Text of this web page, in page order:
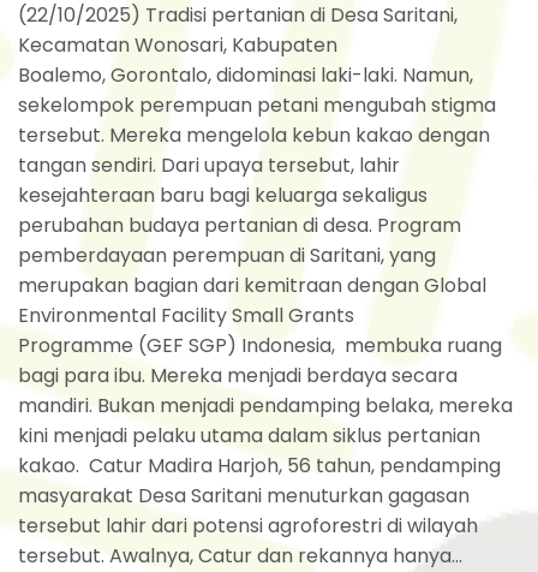
(22/10/2025) Tradisi pertanian di Desa Saritani,
Kecamatan Wonosari, Kabupaten
Boalemo, Gorontalo, didominasi laki-laki. Namun,
sekelompok perempuan petani mengubah stigma
tersebut. Mereka mengelola kebun kakao dengan
tangan sendiri. Dari upaya tersebut, lahir
kesejahteraan baru bagi keluarga sekaligus
perubahan budaya pertanian di desa. Program
pemberdayaan perempuan di Saritani, yang
merupakan bagian dari kemitraan dengan Global
Environmental Facility Small Grants
Programme (GEF SGP) Indonesia, membuka ruang
bagi para ibu. Mereka menjadi berdaya secara
mandiri. Bukan menjadi pendamping belaka, mereka
kini menjadi pelaku utama dalam siklus pertanian
kakao. Catur Madira Harjoh, 56 tahun, pendamping
masyarakat Desa Saritani menuturkan gagasan
tersebut lahir dari potensi agroforestri di wilayah
tersebut. Awalnya, Catur dan rekannya hanya...